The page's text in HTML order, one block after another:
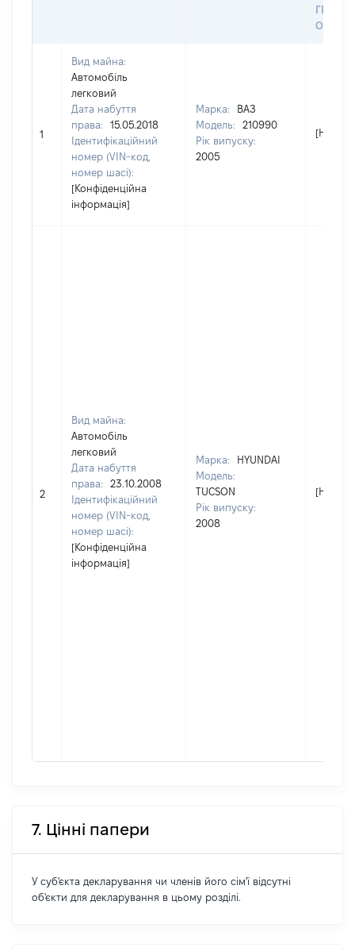
1
Вид майна:
Автомобіль
легковий
Дата набуття
права:
15.05.2018
Ідентифікаційний
номер (VIN-код,
номер шасі):
[Конфіденційна
інформація]
Марка:
ВАЗ
Модель:
210990
Рік випуску:
2005
[Не
2
Вид майна:
Автомобіль
легковий
Дата набуття
права:
23.10.2008
Ідентифікаційний
номер (VIN-код,
номер шасі):
[Конфіденційна
інформація]
Марка:
HYUNDAI
Модель:
TUCSON
Рік випуску:
2008
[Не
7. Цінні папери
У суб'єкта декларування чи членів його сім'ї відсутні
об'єкти для декларування в цьому розділі.